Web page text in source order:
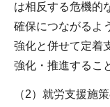
は相反する危機的
確保につながるよ
強化と併せて定着
強化・推進するこ
（2）就労支援施